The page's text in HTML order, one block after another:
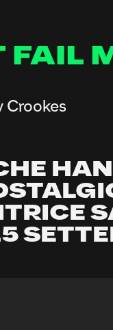
FAIL
Crookes